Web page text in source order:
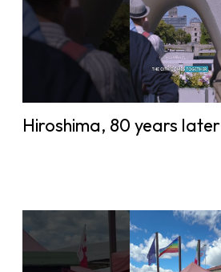
Hiroshima, 80 years later